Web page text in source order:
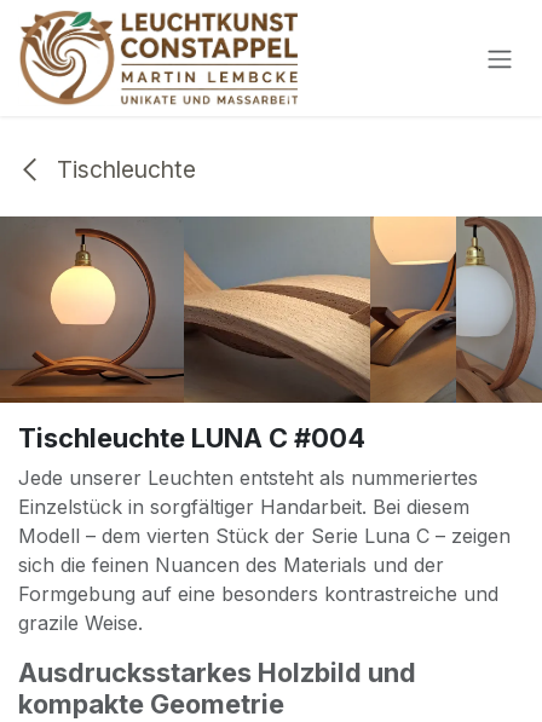
Zum Inhalt springen
Tischleuchte
Tischleuchte LUNA C #004
Jede unserer Leuchten entsteht als nummeriertes
Einzelstück in sorgfältiger Handarbeit. Bei diesem
Modell – dem vierten Stück der Serie Luna C – zeigen
sich die feinen Nuancen des Materials und der
Formgebung auf eine besonders kontrastreiche und
grazile Weise.
​Ausdrucksstarkes Holzbild und
kompakte Geometrie